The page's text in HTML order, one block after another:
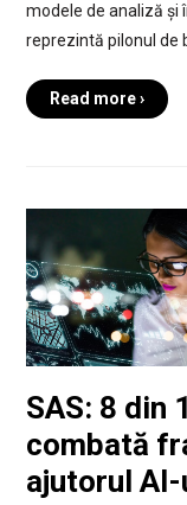
modele de analiză și
reprezintă pilonul de
Read more ›
SAS: 8 din
combată
ajutorul AI-